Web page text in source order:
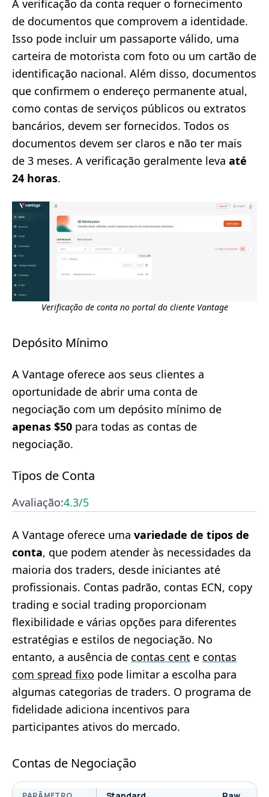
A verificação da conta requer o fornecimento
de documentos que comprovem a identidade.
Isso pode incluir um passaporte válido, uma
carteira de motorista com foto ou um cartão de
identificação nacional. Além disso, documentos
que confirmem o endereço permanente atual,
como contas de serviços públicos ou extratos
bancários, devem ser fornecidos. Todos os
documentos devem ser claros e não ter mais
de 3 meses. A verificação geralmente leva até
24 horas.
Verificação de conta no portal do cliente Vantage
Depósito Mínimo
A Vantage oferece aos seus clientes a
oportunidade de abrir uma conta de
negociação com um depósito mínimo de
apenas $50 para todas as contas de
negociação.
Tipos de Conta
Avaliação:4.3/5
A Vantage oferece uma variedade de tipos de
conta, que podem atender às necessidades da
maioria dos traders, desde iniciantes até
profissionais. Contas padrão, contas ECN, copy
trading e social trading proporcionam
flexibilidade e várias opções para diferentes
estratégias e estilos de negociação. No
entanto, a ausência de contas cent e contas
com spread fixo pode limitar a escolha para
algumas categorias de traders. O programa de
fidelidade adiciona incentivos para
participantes ativos do mercado.
Contas de Negociação